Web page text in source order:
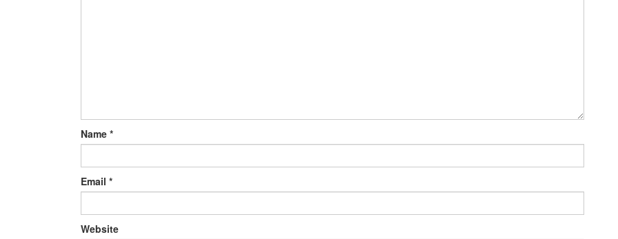
Name *
Email *
Website